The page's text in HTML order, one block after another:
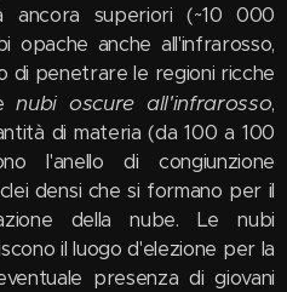
ancora superiori (~10 000
opache anche all'infrarosso,
di penetrare le regioni ricche
nubi oscure all'infrarosso,
di materia (da 100 a 100
l'anello di congiunzione
densi che si formano per il
della nube. Le nubi
il luogo d'elezione per la
presenza di giovani